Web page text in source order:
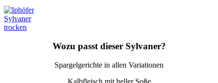
Wozu passt dieser Sylvaner?
Spargelgerichte in allen Variationen
Kalbfleisch mit heller Soße